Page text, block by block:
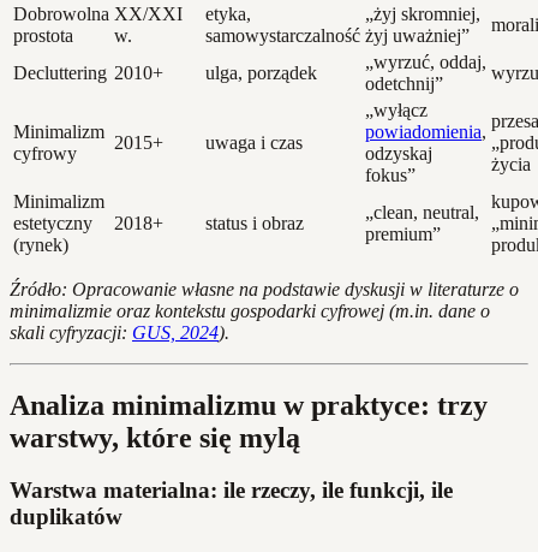
Dobrowolna
prostota
XX/XXI
w.
etyka,
samowystarczalność
„żyj skromniej,
żyj uważniej”
Decluttering 2010+ ulga, porządek
„wyrzuć, oddaj,
odetchnij”
Minimalizm
cyfrowy
2015+ uwaga i czas
„wyłącz
powiadomienia,
odzyskaj
fokus”
życia
Minimalizm
estetyczny
(rynek)
2018+ status i obraz
„clean, neutral,
premium”
Źródło: Opracowanie własne na podstawie dyskusji w literaturze o
minimalizmie oraz kontekstu gospodarki cyfrowej (m.in. dane o
skali cyfryzacji: GUS, 2024).
Analiza minimalizmu w praktyce: trzy
warstwy, które się mylą
Warstwa materialna: ile rzeczy, ile funkcji, ile
duplikatów